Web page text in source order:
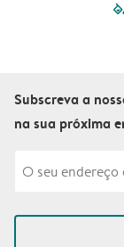
Subscreva a
na sua próxima